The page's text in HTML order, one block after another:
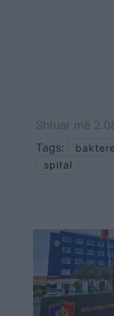
Shtuar më
Tags:
baktere
spital